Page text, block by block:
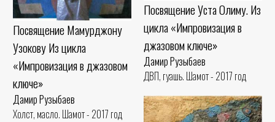
Посвящение Уста Олиму. Из
цикла «Импровизация в
джазовом ключе»
Дамир Рузыбаев
ДВП, гуашь. Шамот - 2017 год
Посвящение Мамурджону
Узокову Из цикла
«Импровизация в джазовом
ключе»
Дамир Рузыбаев
Холст, масло. Шамот - 2017 год